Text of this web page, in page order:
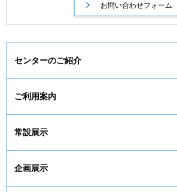
センターのご紹介
ご利用案内
常設展示
企画展示